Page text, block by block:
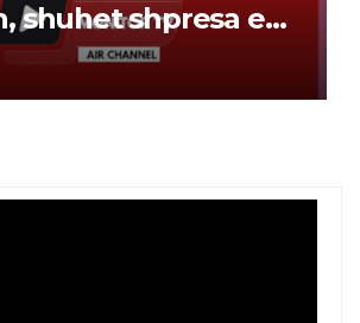
shuhet shpresa e
për transferimin e